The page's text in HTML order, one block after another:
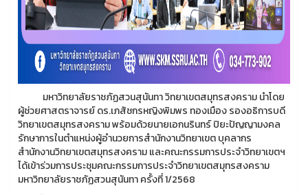
มหาวิทยาลัยราชภัฏสวนสุนันทา วิทยาเขตสมุทรสงคราม นำโดย
ผู้ช่วยศาสตราจารย์ ดร.เภสัชกรหญิงพิมพร ทองเมือง รองอธิการบดี
วิทยาเขตสมุทรสงคราม พร้อมด้วยนายเอกนรินทร์ ปิยะปัญญามงคล
รักษาการในตำแหน่งผู้อำนวยการสำนักงานวิทยาเขต บุคลากร
สำนักงานวิทยาเขตสมุทรสงคราม และคณะกรรมการประจำวิทยาเขตฯ
ได้เข้าร่วมการประชุมคณะกรรมการประจำวิทยาเขตสมุทรสงคราม
มหาวิทยาลัยราชภัฏสวนสุนันทา ครั้งที่ 1/2568